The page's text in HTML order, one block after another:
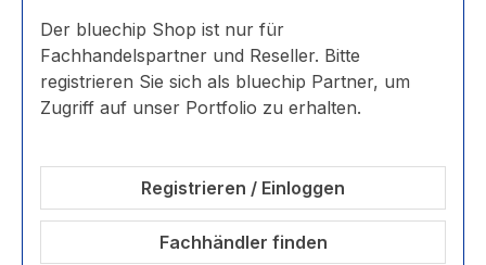
Der bluechip Shop ist nur für
Fachhandelspartner und Reseller. Bitte
registrieren Sie sich als bluechip Partner, um
Zugriff auf unser Portfolio zu erhalten.
Registrieren / Einloggen
Fachhändler finden